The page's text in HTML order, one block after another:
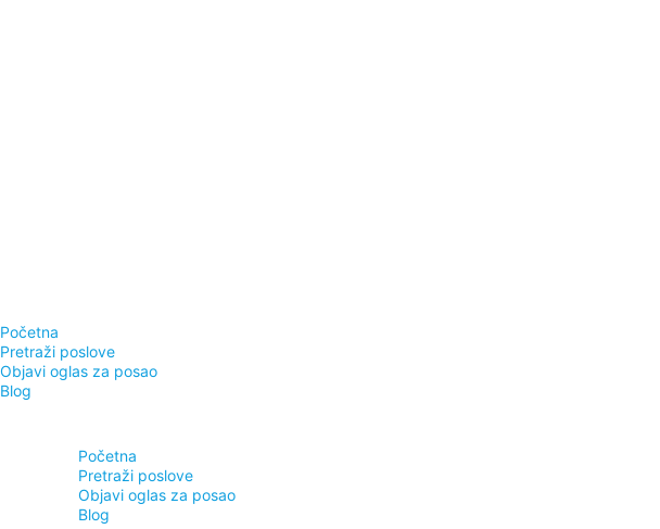
Početna
Pretraži poslove
Objavi oglas za posao
Blog
Početna
Pretraži poslove
Objavi oglas za posao
Blog